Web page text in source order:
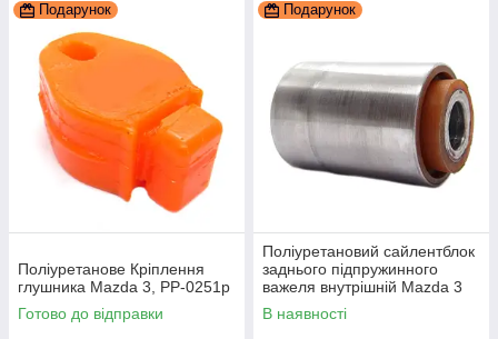
Подарунок
Поліуретанове Кріплення
глушника Mazda 3, PP-0251p
Готово до відправки
Подарунок
Поліуретановий сайлентблок
заднього підпружинного
важеля внутрішній Mazda 3
BL, PP-0156a
В наявності